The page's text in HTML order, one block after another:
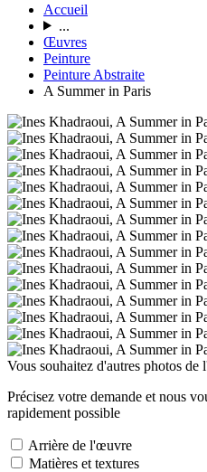
Accueil
...
Œuvres
Peinture
Peinture Abstraite
A Summer in Paris
Vous souhaitez d'autres photos de
Précisez votre demande et nous
rapidement possible
Arrière de l'œuvre
Matières et textures